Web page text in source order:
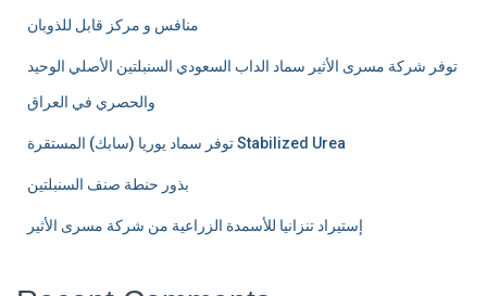
منافس و مركز قابل للذوبان
توفر شركة مسرى الأثير سماد الداب السعودي السنبلتين الأصلي الوحيد
والحصري في العراق
توفر سماد يوريا (سابك) المستقرة Stabilized Urea
بذور حنطة صنف السنبلتين
إستيراد تنزانيا للأسمدة الزراعية من شركة مسرى الأثير